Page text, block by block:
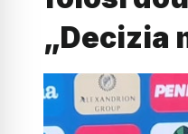
„Decizia